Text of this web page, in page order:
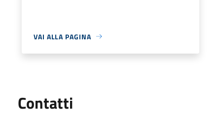
VAI ALLA PAGINA
Contatti